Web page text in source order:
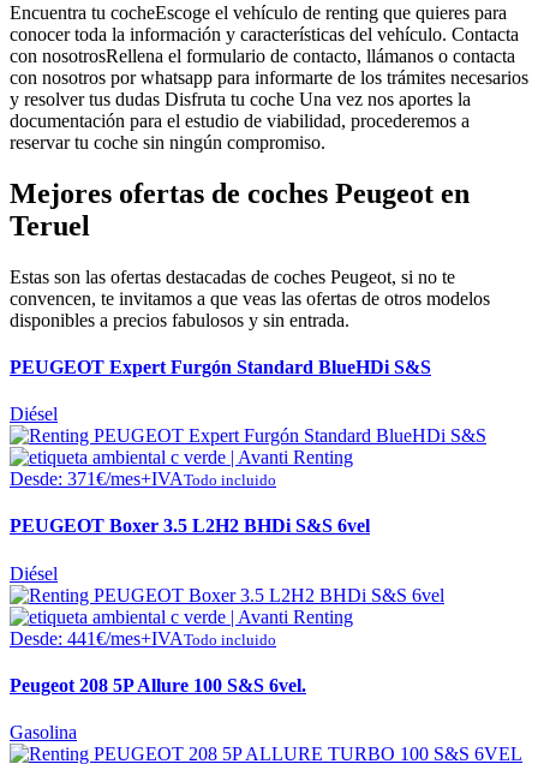
Encuentra tu cocheEscoge el vehículo de renting que quieres para
conocer toda la información y características del vehículo. Contacta
con nosotrosRellena el formulario de contacto, llámanos o contacta
con nosotros por whatsapp para informarte de los trámites necesarios
y resolver tus dudas Disfruta tu coche Una vez nos aportes la
documentación para el estudio de viabilidad, procederemos a
reservar tu coche sin ningún compromiso.
Mejores ofertas de coches Peugeot en
Teruel
Estas son las ofertas destacadas de coches Peugeot, si no te
convencen, te invitamos a que veas las ofertas de otros modelos
disponibles a precios fabulosos y sin entrada.
PEUGEOT Expert Furgón Standard BlueHDi S&S
Diésel
Desde: 371€/mes+IVATodo incluido
PEUGEOT Boxer 3.5 L2H2 BHDi S&S 6vel
Diésel
Desde: 441€/mes+IVATodo incluido
Peugeot 208 5P Allure 100 S&S 6vel.
Gasolina